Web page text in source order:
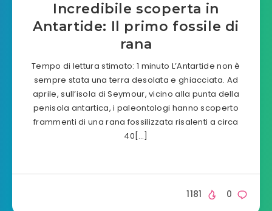
Incredibile scoperta in
Antartide: Il primo fossile di
rana
Tempo di lettura stimato: 1 minuto L’Antartide non è
sempre stata una terra desolata e ghiacciata. Ad
aprile, sull’isola di Seymour, vicino alla punta della
penisola antartica, i paleontologi hanno scoperto
frammenti di una rana fossilizzata risalenti a circa
40[…]
0
1181